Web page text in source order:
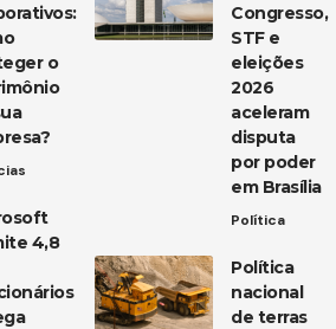
o
4,8
Congresso,
STF e
eleições
2026
aceleram
disputa
por poder
em Brasília
Política
Política
nacional
de terras